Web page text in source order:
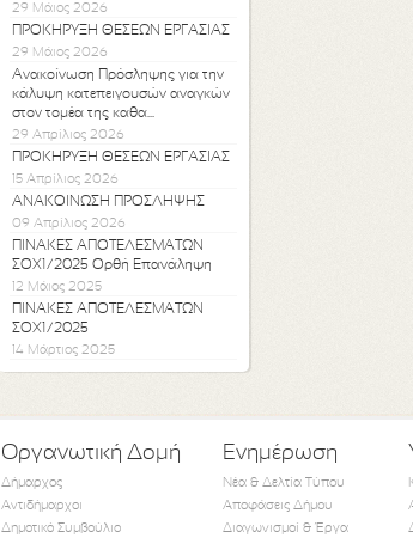
29 Μάιος 2026
ΠΡΟΚΗΡΥΞΗ ΘΕΣΕΩΝ ΕΡΓΑΣΙΑΣ
29 Μάιος 2026
Ανακοίνωση Πρόσληψης για την
κάλυψη κατεπειγουσών αναγκών
στον τομέα της καθα...
29 Απρίλιος 2026
ΠΡΟΚΗΡΥΞΗ ΘΕΣΕΩΝ ΕΡΓΑΣΙΑΣ
15 Απρίλιος 2026
ΑΝΑΚΟΙΝΩΣΗ ΠΡΟΣΛΗΨΗΣ
09 Απρίλιος 2026
ΠΙΝΑΚΕΣ ΑΠΟΤΕΛΕΣΜΑΤΩΝ
ΣΟΧ1/2025 Ορθή Επανάληψη
12 Μάιος 2025
ΠΙΝΑΚΕΣ ΑΠΟΤΕΛΕΣΜΑΤΩΝ
ΣΟΧ1/2025
14 Μάρτιος 2025
Οργανωτική Δομή
Δήμαρχος
Αντιδήμαρχοι
Δημοτικό Συμβούλιο
Ενημέρωση
Νέα & Δελτία Τύπου
Αποφάσεις Δήμου
Διαγωνισμοί & Έργα